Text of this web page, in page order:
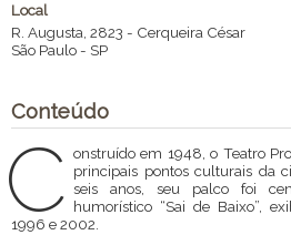
Local
R. Augusta, 2823 - Cerqueira César
São Paulo - SP
Conteúdo
C onstruído em 1948, o Teatro
principais pontos culturais da
seis anos, seu palco foi
humorístico “Sai de Baixo”,
1996 e 2002.